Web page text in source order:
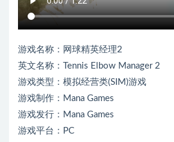
游戏名称：网球精英经理2
英文名称：Tennis Elbow Manager 2
游戏类型：模拟经营类(SIM)游戏
游戏制作：Mana Games
游戏发行：Mana Games
游戏平台：PC